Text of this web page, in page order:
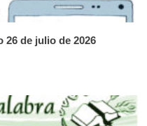
26 de julio de 2026